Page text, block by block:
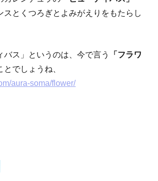
スとくつろぎとよみがえりをもたらし
バス」というのは、今で言う
「フラワ
とでしょうね、
aura-soma/flower/